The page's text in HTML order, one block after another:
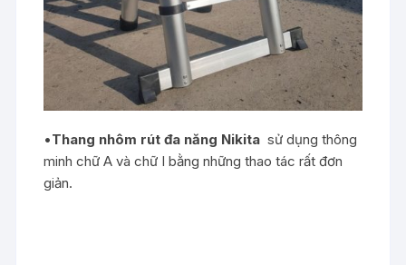
•Thang nhôm rút đa năng Nikita sử dụng thông
minh chữ A và chữ I bằng những thao tác rất đơn
giản.